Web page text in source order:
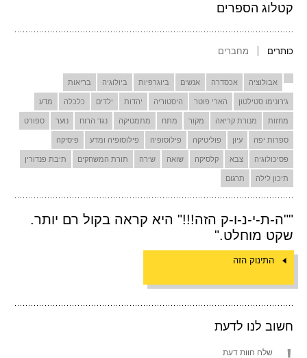
קטלוג הספרים
כותרים מחברים
אבולוציה אכסדרה אנשים ביוגרפיות ביולוגיה בריאות
ג'רונימו סטילטון הארי פוטר היסטוריה יהדות ילדים כלכלה מדע
מחזות מנורת קריאה מקור מתח מתמטיקה נגד הרוח נוער ספורט
ספרות יפה עיון פוליטיקה פילוסופיה פילוסופיה ומדע פיסיקה
פסיכולוגיה צבא קלסיקה שואה שירה תורת המשחקים תיבת פנדורין
תיכון לילה תרגום
""ה-ת-י-נ-ו-ק הזה!!!" היא קראה בקול רם יותר.
שקט מוחלט."
התינוק הזה
חשוב לנו לדעת
שלח חוות דעת